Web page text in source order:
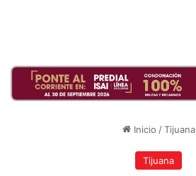
Inicio / Tijuana
Tijuana